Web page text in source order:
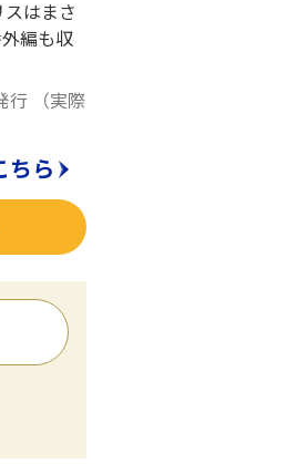
はまさ
編も収
行 （実際
ちら